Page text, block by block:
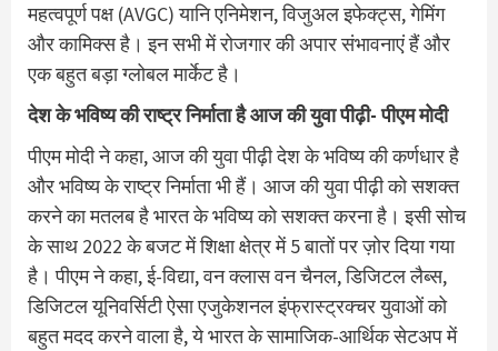
महत्वपूर्ण पक्ष (AVGC) यानि एनिमेशन, विजुअल इफेक्ट्स, गेमिंग
और कामिक्स है। इन सभी में रोजगार की अपार संभावनाएं हैं और
एक बहुत बड़ा ग्लोबल मार्केट है।
देश के भविष्य की राष्ट्र निर्माता है आज की युवा पीढ़ी- पीएम मोदी
पीएम मोदी ने कहा, आज की युवा पीढ़ी देश के भविष्य की कर्णधार है
और भविष्य के राष्ट्र निर्माता भी हैं। आज की युवा पीढ़ी को सशक्त
करने का मतलब है भारत के भविष्य को सशक्त करना है। इसी सोच
के साथ 2022 के बजट में शिक्षा क्षेत्र में 5 बातों पर ज़ोर दिया गया
है। पीएम ने कहा, ई-विद्या, वन क्लास वन चैनल, डिजिटल लैब्स,
डिजिटल यूनिवर्सिटी ऐसा एजुकेशनल इंफ्रास्ट्रक्चर युवाओं को
बहुत मदद करने वाला है, ये भारत के सामाजिक-आर्थिक सेटअप में